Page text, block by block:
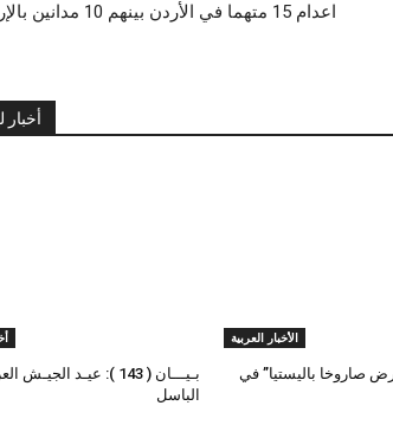
اعدام 15 متهما في الأردن بينهم 10 مدانين بالإرهاب
أخبار
بـيـــان ( 143 ): عيـد
الباسل
الأخبار العربية
صاروخا باليستيا” في